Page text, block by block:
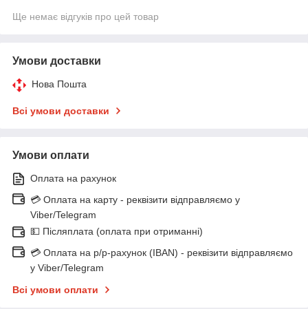
Ще немає відгуків про цей товар
Умови доставки
Нова Пошта
Всі умови доставки
Умови оплати
Оплата на рахунок
💳 Оплата на карту - реквізити відправляємо у
Viber/Telegram
💵 Післяплата (оплата при отриманні)
💳 Оплата на р/р-рахунок (IBAN) - реквізити відправляємо
у Viber/Telegram
Всі умови оплати